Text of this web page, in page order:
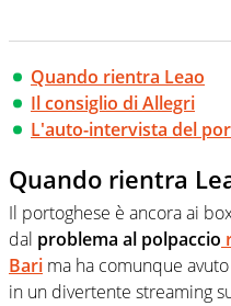
Quando rientra Leao
Il consiglio di Allegri
L'auto-intervista del
Quando rientra
Il portoghese è ancora ai
dal problema al polpaccio
Bari ma ha comunque
in un divertente streaming